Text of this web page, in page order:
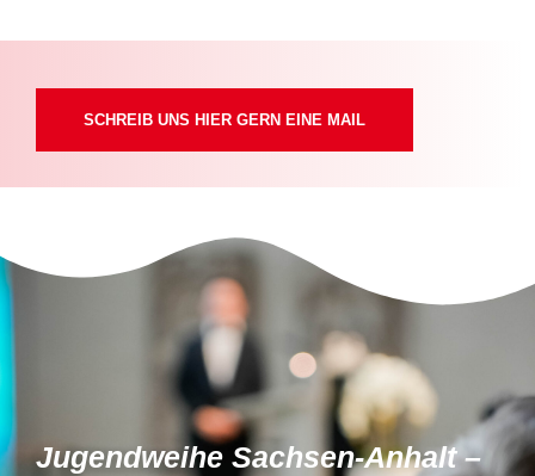
SCHREIB UNS HIER GERN EINE MAIL
Jugendweihe Sachsen-Anhalt –